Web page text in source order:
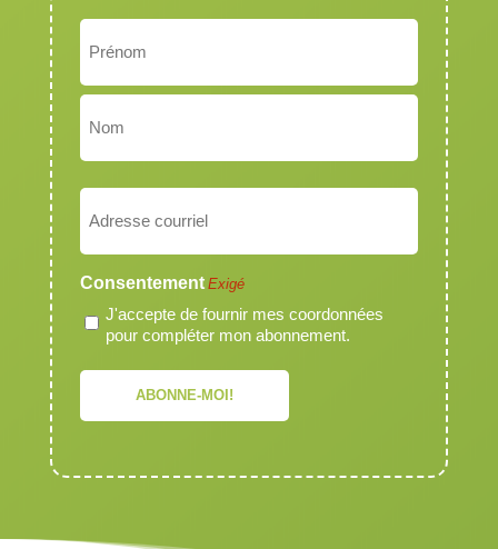
Nom
Exigé
Prénom
Courriel
Exigé
Consentement Exigé
J'accepte de fournir mes coordonnées
pour compléter mon abonnement.